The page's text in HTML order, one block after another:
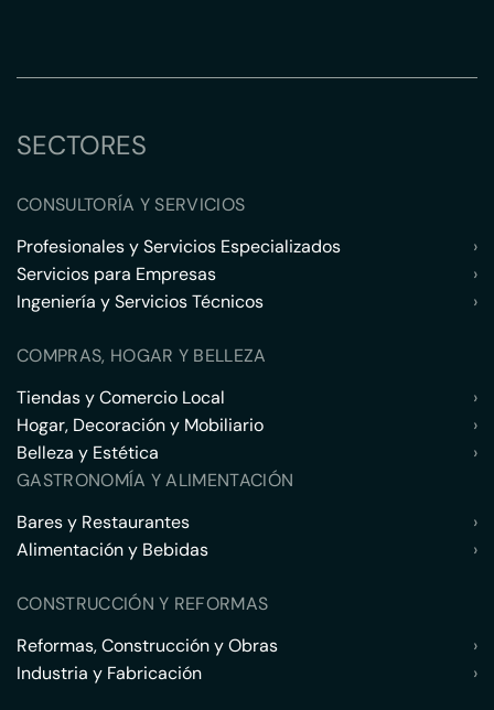
SECTORES
CONSULTORÍA Y SERVICIOS
Profesionales y Servicios Especializados
›
Servicios para Empresas
›
Ingeniería y Servicios Técnicos
›
COMPRAS, HOGAR Y BELLEZA
Tiendas y Comercio Local
›
Hogar, Decoración y Mobiliario
›
Belleza y Estética
›
GASTRONOMÍA Y ALIMENTACIÓN
Bares y Restaurantes
›
Alimentación y Bebidas
›
CONSTRUCCIÓN Y REFORMAS
Reformas, Construcción y Obras
›
Industria y Fabricación
›